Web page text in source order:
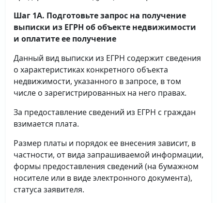
Шаг 1А. Подготовьте запрос на получение
выписки из ЕГРН об объекте недвижимости
и оплатите ее получение
Данный вид выписки из ЕГРН содержит сведения
о характеристиках конкретного объекта
недвижимости, указанного в запросе, в том
числе о зарегистрированных на него правах.
За предоставление сведений из ЕГРН с граждан
взимается плата.
Размер платы и порядок ее внесения зависит, в
частности, от вида запрашиваемой информации,
формы предоставления сведений (на бумажном
носителе или в виде электронного документа),
статуса заявителя.